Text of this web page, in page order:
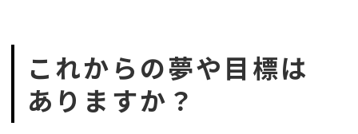
これからの夢や目標は
ありますか？